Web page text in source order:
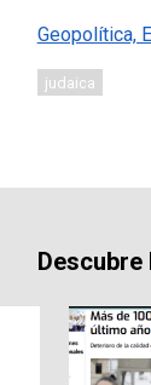
Geopolítica,
judaica